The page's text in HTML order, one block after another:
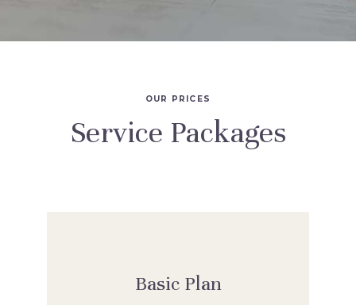
OUR PRICES
Service Packages
Basic Plan